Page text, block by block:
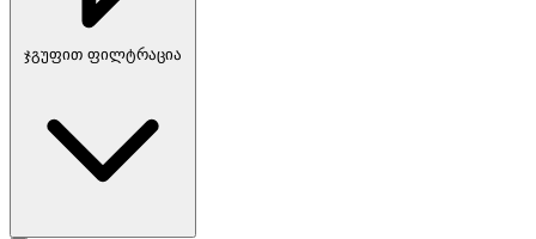
ჯგუფით ფილტრაცია